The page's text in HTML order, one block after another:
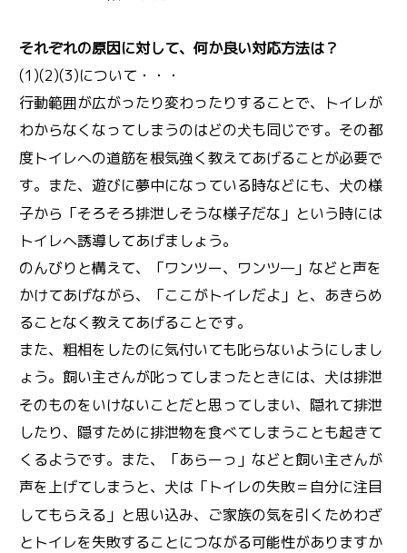
それぞれの原因に対して、何か良い対応方法は？
(1)(2)(3)について・・・
行動範囲が広がったり変わったりすることで、トイレが
わからなくなってしまうのはどの犬も同じです。その都
度トイレへの道筋を根気強く教えてあげることが必要で
す。また、遊びに夢中になっている時などにも、
犬の様
子から「そろそろ排泄しそうな様子だな」という時には
トイレへ誘導してあげましょう。
のんびりと構えて、「ワンツー、ワンツ—」などと声を
かけてあげながら、「ここがトイレだよ」と、あきらめ
ることなく教えてあげることです。
また、粗相をしたのに気付いても叱らないようにしまし
ょう。飼い主さんが叱ってしまったときには、
犬は排泄
そのものをいけないことだと思ってしまい、隠れて排泄
したり、隠すために排泄物を食べてしまうことも起きて
くるようです。また、「あらーっ」などと飼い主さんが
声を上げてしまうと、
犬は「トイレの失敗＝自分に注目
してもらえる」と思い込み、ご家族の気を引くためわざ
とトイレを失敗することにつながる可能性がありますか